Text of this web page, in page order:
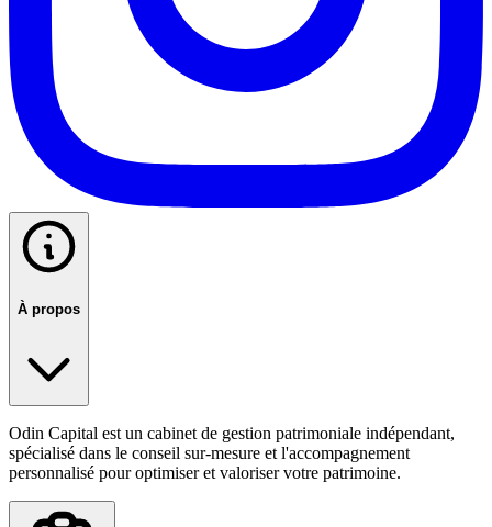
À propos
Odin Capital est un cabinet de gestion patrimoniale indépendant,
spécialisé dans le conseil sur-mesure et l'accompagnement
personnalisé pour optimiser et valoriser votre patrimoine.